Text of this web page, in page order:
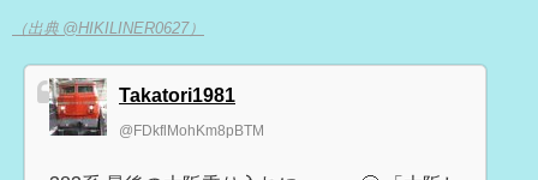
（出典 @HIKILINER0627）
Takatori1981
@FDkflMohKm8pBTM